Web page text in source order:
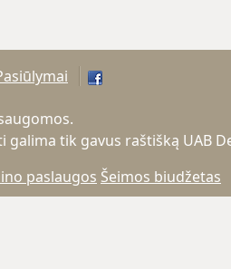
tik gavus raštišką UAB
paslaugos Šeimos biudžetas